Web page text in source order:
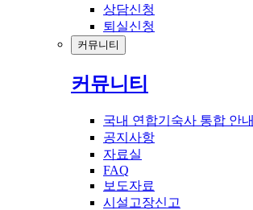
상담신청
퇴실신청
커뮤니티
커뮤니티
국내 연합기숙사 통합 안내
공지사항
자료실
FAQ
보도자료
시설고장신고